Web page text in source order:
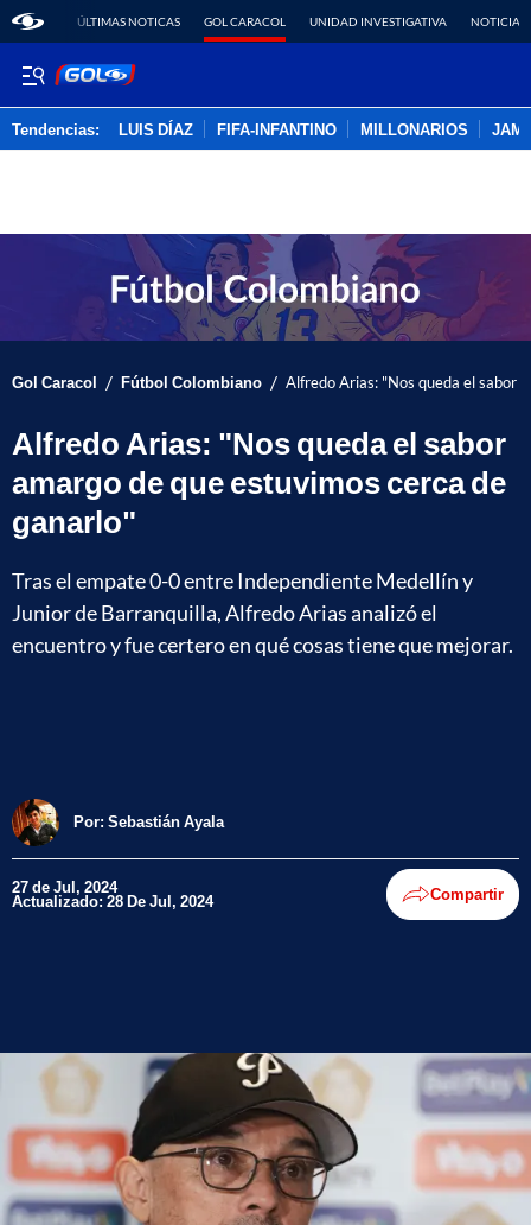
ÚLTIMAS NOTICAS GOL CARACOL UNIDAD INVESTIGATIVA NOTICIAS
Tendencias: LUIS DÍAZ FIFA-INFANTINO MILLONARIOS
Gol Caracol / Fútbol Colombiano / Alfredo Arias: "Nos queda el sabor
Alfredo Arias: "Nos queda el sabor
amargo de que estuvimos cerca de
ganarlo"
Tras el empate 0-0 entre Independiente Medellín y
Junior de Barranquilla, Alfredo Arias analizó el
encuentro y fue certero en qué cosas tiene que mejorar.
Por: Sebastián Ayala
27 de Jul, 2024
Actualizado: 28 De Jul, 2024 Compartir